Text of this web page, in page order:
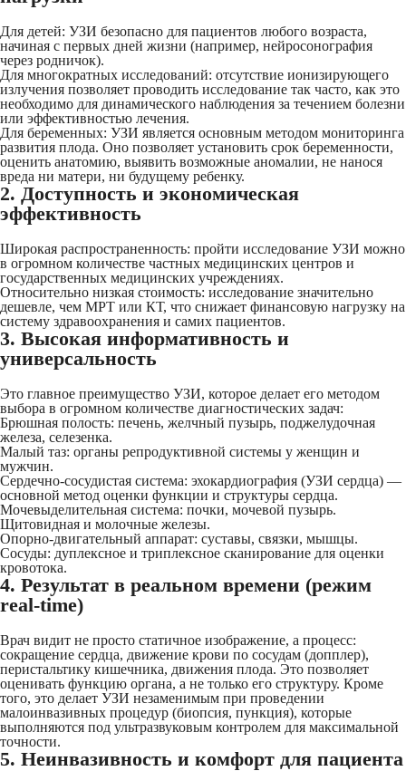
Для детей: УЗИ безопасно для пациентов любого возраста,
начиная с первых дней жизни (например, нейросонография
через родничок).
Для многократных исследований: отсутствие ионизирующего
излучения позволяет проводить исследование так часто, как это
необходимо для динамического наблюдения за течением болезни
или эффективностью лечения.
Для беременных: УЗИ является основным методом мониторинга
развития плода. Оно позволяет установить срок беременности,
оценить анатомию, выявить возможные аномалии, не нанося
вреда ни матери, ни будущему ребенку.
2. Доступность и экономическая
эффективность
Широкая распространенность: пройти исследование УЗИ можно
в огромном количестве частных медицинских центров и
государственных медицинских учреждениях.
Относительно низкая стоимость: исследование значительно
дешевле, чем МРТ или КТ, что снижает финансовую нагрузку на
систему здравоохранения и самих пациентов.
3. Высокая информативность и
универсальность
Это главное преимущество УЗИ, которое делает его методом
выбора в огромном количестве диагностических задач:
Брюшная полость: печень, желчный пузырь, поджелудочная
железа, селезенка.
Малый таз: органы репродуктивной системы у женщин и
мужчин.
Сердечно-сосудистая система: эхокардиография (УЗИ сердца) —
основной метод оценки функции и структуры сердца.
Мочевыделительная система: почки, мочевой пузырь.
Щитовидная и молочные железы.
Опорно-двигательный аппарат: суставы, связки, мышцы.
Сосуды: дуплексное и триплексное сканирование для оценки
кровотока.
4. Результат в реальном времени (режим
real-time)
Врач видит не просто статичное изображение, а процесс:
сокращение сердца, движение крови по сосудам (допплер),
перистальтику кишечника, движения плода. Это позволяет
оценивать функцию органа, а не только его структуру. Кроме
того, это делает УЗИ незаменимым при проведении
малоинвазивных процедур (биопсия, пункция), которые
выполняются под ультразвуковым контролем для максимальной
точности.
5. Неинвазивность и комфорт для пациента